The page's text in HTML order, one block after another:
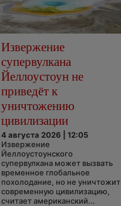
Извержение
супервулкана
Йеллоустоун не
приведёт к
уничтожению
цивилизации
4 августа 2026 | 12:05
Извержение
Йеллоустоунского
супервулкана может вызвать
временное глобальное
похолодание, но не уничтожит
современную цивилизацию,
считает американский...